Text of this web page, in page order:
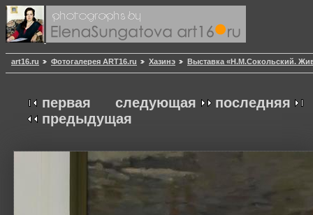
art16.ru Фотогалерея ART16.ru Хазинэ Выставка «Н.М.Сокольский.
следующая последняя
первая
предыдущая